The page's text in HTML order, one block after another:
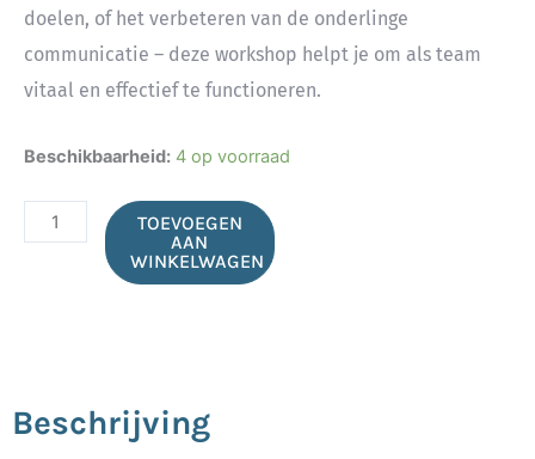
doelen, of het verbeteren van de onderlinge
communicatie – deze workshop helpt je om als team
vitaal en effectief te functioneren.
Beschikbaarheid: 4 op voorraad
Bouwen
vitaal
TOEVOEGEN
AAN
WINKELWAGEN
Beschrijving